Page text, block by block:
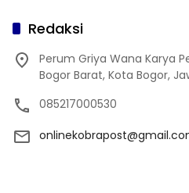
Redaksi
Perum Griya Wana Karya
Bogor Barat, Kota Bogor,
085217000530